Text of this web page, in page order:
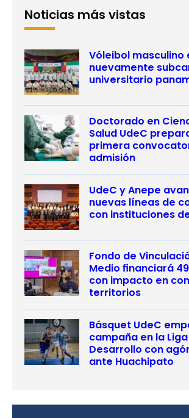
Noticias más vistas
Vóleibol masculino
nuevamente
universitario
Doctorado en
Salud UdeC
primera
admisión
UdeC y Anepe
nuevas líneas de
con instituciones
Fondo de
Medio financiará
con impacto en
territorios
Básquet UdeC
campaña en la
Desarrollo con
ante Huachipato